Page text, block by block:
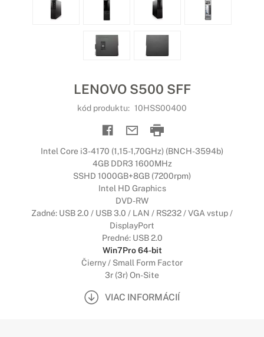
LENOVO S500 SFF
kód produktu: 10HSS00400
Intel Core i3-4170 (1,15-1,70GHz) (BNCH-3594b)
4GB DDR3 1600MHz
SSHD 1000GB+8GB (7200rpm)
Intel HD Graphics
DVD-RW
Zadné: USB 2.0 / USB 3.0 / LAN / RS232 / VGA vstup /
DisplayPort
Predné: USB 2.0
Win7Pro 64-bit
Čierny / Small Form Factor
3r (3r) On-Site
VIAC INFORMÁCIÍ